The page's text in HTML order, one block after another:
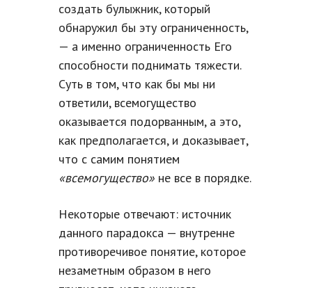
создать булыжник, который
обнаружил бы эту ограниченность,
— а именно ограниченность Его
способности поднимать тяжести.
Суть в том, что как бы мы ни
ответили, всемогущество
оказывается подорванным, а это,
как предполагается, и доказывает,
что с самим понятием
«всемогущество» не все в порядке.
Некоторые отвечают: источник
данного парадокса — внутренне
противоречивое понятие, которое
незаметным образом в него